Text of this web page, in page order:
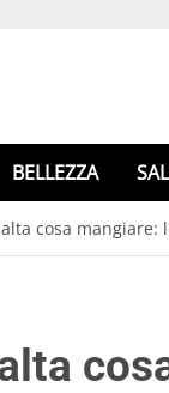
BELLEZZA
alta cosa